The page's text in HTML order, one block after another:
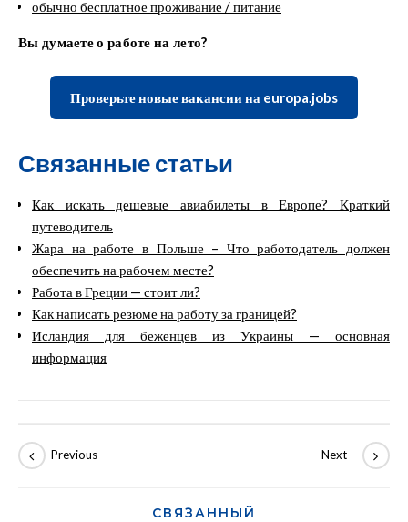
обычно бесплатное проживание / питание
Вы думаете о работе на лето?
Проверьте новые вакансии на europa.jobs
Связанные статьи
Как искать дешевые авиабилеты в Европе? Краткий
путеводитель
Жара на работе в Польше – Что работодатель должен
обеспечить на рабочем месте?
Работа в Греции — стоит ли?
Как написать резюме на работу за границей?
Исландия для беженцев из Украины — основная
информация
СВЯЗАННЫЙ